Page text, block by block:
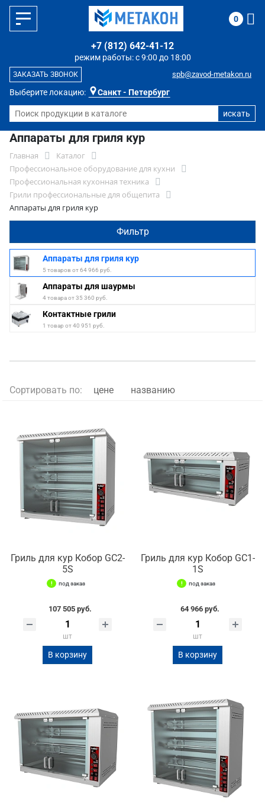
Выберите локацию: Санкт - Петербург
режим работы: с 9:00 до 18:00
+7 (812) 642-41-12
spb@zavod-metakon.ru
ЗАКАЗАТЬ ЗВОНОК
0
Аппараты для гриля кур
Главная
Каталог
Профессиональное оборудование для кухни
Профессиональная кухонная техника
Грили профессиональные для общепита
Аппараты для гриля кур
Фильтр
Аппараты для гриля кур
5 товаров от 64 966 руб.
Аппараты для шаурмы
4 товара от 35 360 руб.
Контактные грили
1 товар от 40 951 руб.
Сортировать по: цене названию
Гриль для кур Кобор GC2-
5S
под заказ
107 505 руб.
шт
В корзину
Гриль для кур Кобор GC1-
1S
под заказ
64 966 руб.
шт
В корзину